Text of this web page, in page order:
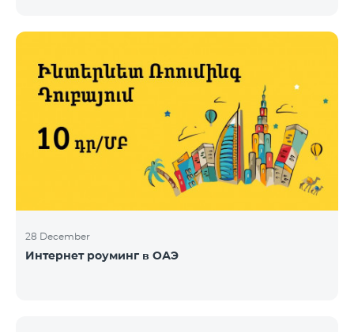
28 December
Интернет роуминг в ОАЭ